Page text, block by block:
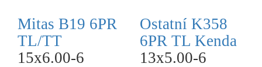
Mitas B19 6PR
TL/TT
15x6.00-6
Ostatní K358
6PR TL Kenda
13x5.00-6